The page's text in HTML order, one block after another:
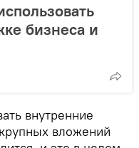
бизнеса и
внутренние
вложений